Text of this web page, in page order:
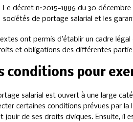
Le décret n°2015-1886 du 30
sociétés de portage salarial et les
ont permis d’établir un cadre
et obligations des différentes
conditions pour
salarial est ouvert à une large
certaines conditions prévues par la
jouir de ses droits civiques. Ensuite, il